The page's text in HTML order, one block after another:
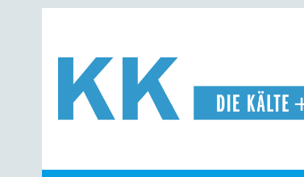
Hauptinhalt
Hauptmenü